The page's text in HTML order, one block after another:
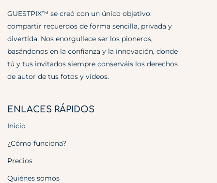
GUESTPIX™ se creó con un único objetivo:
compartir recuerdos de forma sencilla, privada y
divertida. Nos enorgullece ser los pioneros,
basándonos en la confianza y la innovación, donde
tú y tus invitados siempre conserváis los derechos
de autor de tus fotos y vídeos.
ENLACES RÁPIDOS
Inicio
¿Cómo funciona?
Precios
Quiénes somos